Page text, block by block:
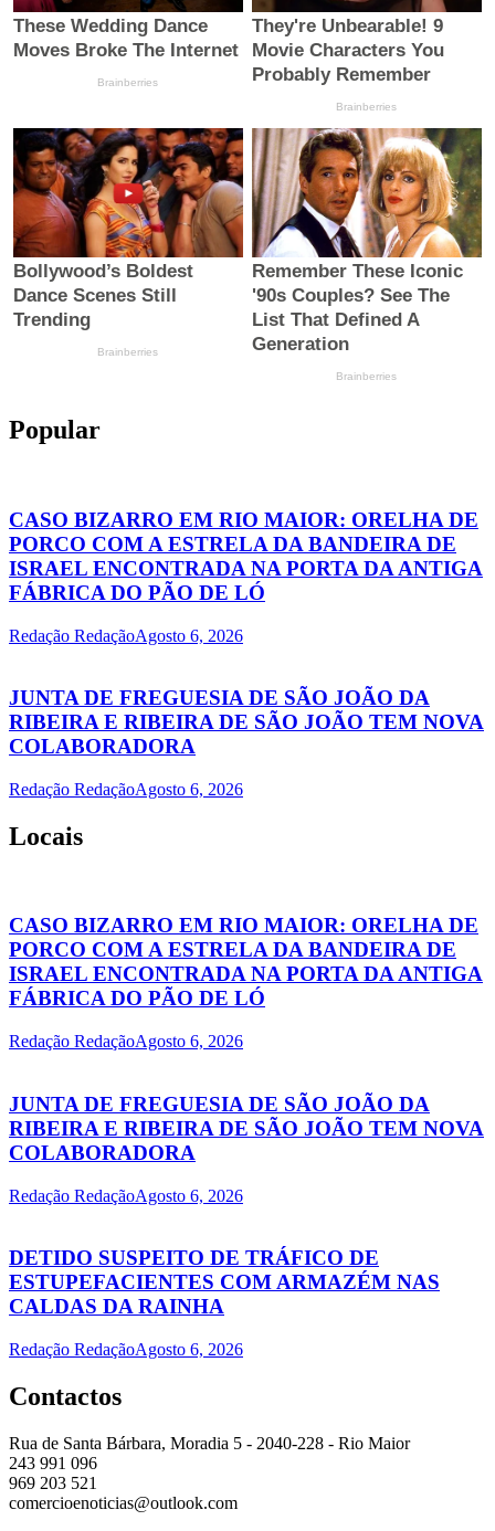
Popular
CASO BIZARRO EM RIO MAIOR: ORELHA DE
PORCO COM A ESTRELA DA BANDEIRA DE
ISRAEL ENCONTRADA NA PORTA DA ANTIGA
FÁBRICA DO PÃO DE LÓ
Redação RedaçãoAgosto 6, 2026
JUNTA DE FREGUESIA DE SÃO JOÃO DA
RIBEIRA E RIBEIRA DE SÃO JOÃO TEM NOVA
COLABORADORA
Redação RedaçãoAgosto 6, 2026
Locais
CASO BIZARRO EM RIO MAIOR: ORELHA DE
PORCO COM A ESTRELA DA BANDEIRA DE
ISRAEL ENCONTRADA NA PORTA DA ANTIGA
FÁBRICA DO PÃO DE LÓ
Redação RedaçãoAgosto 6, 2026
JUNTA DE FREGUESIA DE SÃO JOÃO DA
RIBEIRA E RIBEIRA DE SÃO JOÃO TEM NOVA
COLABORADORA
Redação RedaçãoAgosto 6, 2026
DETIDO SUSPEITO DE TRÁFICO DE
ESTUPEFACIENTES COM ARMAZÉM NAS
CALDAS DA RAINHA
Redação RedaçãoAgosto 6, 2026
Contactos
Rua de Santa Bárbara, Moradia 5 - 2040-228 - Rio Maior
243 991 096
969 203 521
comercioenoticias@outlook.com